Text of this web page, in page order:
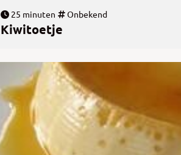
25 minuten Onbekend
Kiwitoetje